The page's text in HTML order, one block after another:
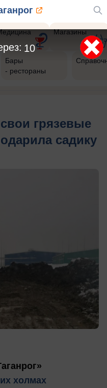
Магазины
Бары
- рестораны
грязевые
садику
холмах
7